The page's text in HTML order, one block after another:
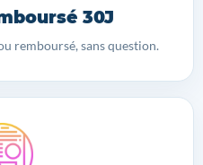
30J
remboursé, sans question.